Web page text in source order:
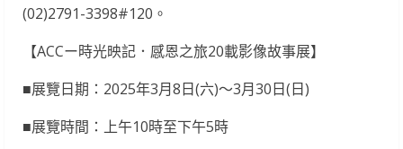
(02)2791-3398#120。
【ACCー時光映記．感恩之旅20載影像故事展】
■展覽日期：2025年3月8日(六)～3月30日(日)
■展覽時間：上午10時至下午5時